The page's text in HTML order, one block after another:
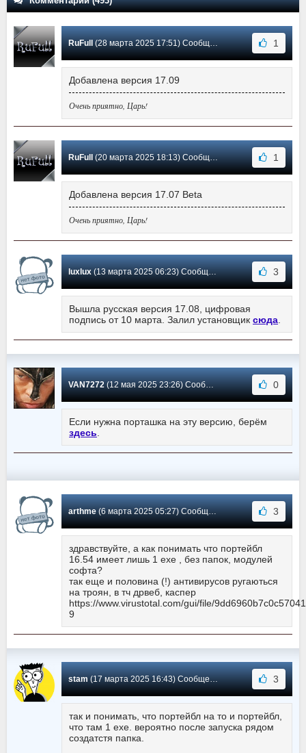
RuFull (28 марта 2025 17:51) Сообщение #378 1
Добавлена версия 17.09
Очень приятно, Царь!
RuFull (20 марта 2025 18:13) Сообщение #377 1
Добавлена версия 17.07 Beta
Очень приятно, Царь!
luxlux(13 марта 2025 06:23) Сообщение #376 3
Вышла русская версия 17.08, цифровая
подпись от 10 марта. Залил установщик сюда
VAN7272(12 мая 2025 23:26) Сообщение #375 0
Если нужна порташка на эту версию, берём
здесь
arthme(6 марта 2025 05:27) Сообщение #374 3
здравствуйте, а как понимать что портейбл
16.54 имеет лишь 1 ехе , без папок, модулей
софта?
так еще и половина (!) антивирусов ругаються
на троян, в тч дрвеб, каспер
https://www.virustotal.com/gui/file/
9
stam(17 марта 2025 16:43) Сообщение #373 3
так и понимать, что портейбл на то и портейбл,
что там 1 ехе. вероятно после запуска рядом
создатстя папка.